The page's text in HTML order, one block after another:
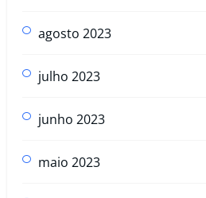
agosto 2023
julho 2023
junho 2023
maio 2023